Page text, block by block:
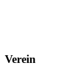
Verein